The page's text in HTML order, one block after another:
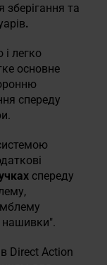
зберігання та
.
легко
основне
спереду
спереду
нашивки".
Direct Action